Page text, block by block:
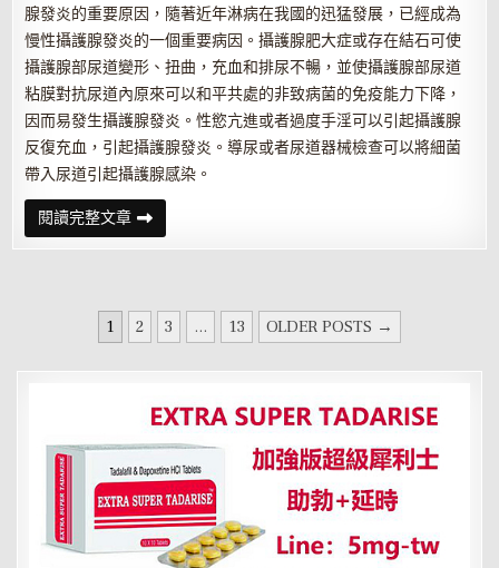
腺發炎的重要原因，隨著近年淋病在我國的迅猛發展，已經成為
慢性攝護腺發炎的一個重要病因。攝護腺肥大症或存在結石可使
攝護腺部尿道變形、扭曲，充血和排尿不暢，並使攝護腺部尿道
粘膜對抗尿道內原來可以和平共處的非致病菌的免疫能力下降，
因而易發生攝護腺發炎。性慾亢進或者過度手淫可以引起攝護腺
反復充血，引起攝護腺發炎。導尿或者尿道器械檢查可以將細菌
帶入尿道引起攝護腺感染。
閱讀完整文章攝
護
腺
通
過
這
個
傳
感
染
1 2 3 ... 13 OLDER POSTS →